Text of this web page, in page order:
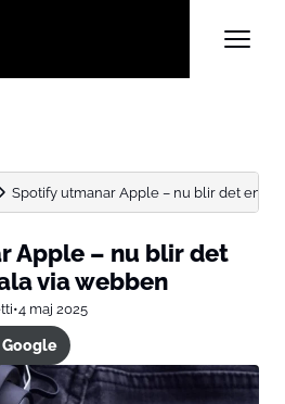
Spotify utmanar Apple – nu blir det
Apple – nu blir det
via webben
•4 maj 2025